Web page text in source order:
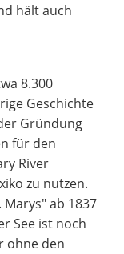
hält auch
8.300
Geschichte
Gründung
für den
River
zu nutzen.
Marys" ab 1837
See ist noch
ohne den